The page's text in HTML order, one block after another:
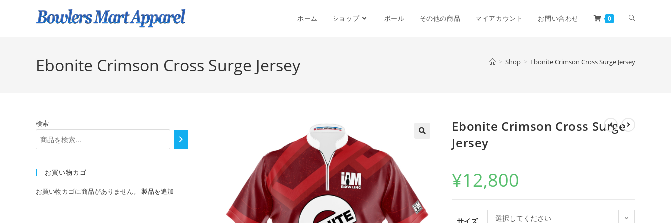
ホーム ショップ ボール その他の商品 マイアカウント お問い合わせ 0
Ebonite Crimson Cross Surge Jersey > Shop > Ebonite Crimson Cross Surge Jersey
Ebonite Crimson Cross Surge
Jersey
¥12,800
サイズ 選択してください
検索
お買い物カゴ
お買い物カゴに商品がありません。 製品を追加